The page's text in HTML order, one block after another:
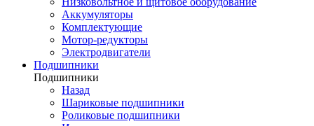
Аккумуляторы
Комплектующие
Мотор-редукторы
Электродвигатели
Подшипники
Подшипники
Назад
Шариковые подшипники
Роликовые подшипники